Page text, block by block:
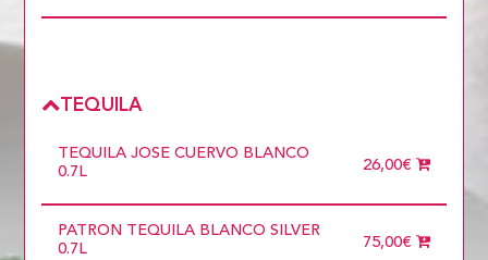
TEQUILA
TEQUILA JOSE CUERVO BLANCO
0.7L
26,00€
PATRON TEQUILA BLANCO SILVER
0.7L
75,00€